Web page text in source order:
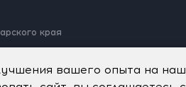
края
Ctrl+Enter.
вашего опыта на